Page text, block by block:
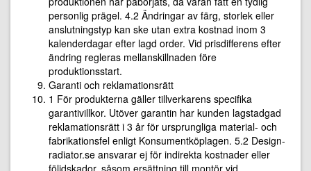
personlig prägel. 4.2 Ändringar av färg, storlek eller
anslutningstyp kan ske utan extra kostnad inom 3
kalenderdagar efter lagd order. Vid prisdifferens efter
ändring regleras mellanskillnaden före
produktionsstart.
Garanti och reklamationsrätt
1 För produkterna gäller tillverkarens specifika
garantivillkor. Utöver garantin har kunden lagstadgad
reklamationsrätt i 3 år för ursprungliga material- och
fabrikationsfel enligt Konsumentköplagen. 5.2 Design-
radiator.se ansvarar ej för indirekta kostnader eller
följdskador, såsom ersättning till montör vid